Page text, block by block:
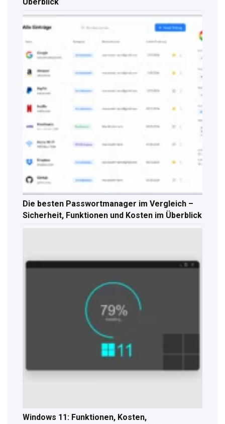
Die besten Passwortmanager im Vergleich –
Sicherheit, Funktionen und Kosten im Überblick
Windows 11: Funktionen, Kosten,